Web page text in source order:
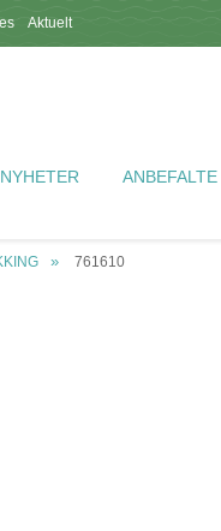
Aktuelt
761610